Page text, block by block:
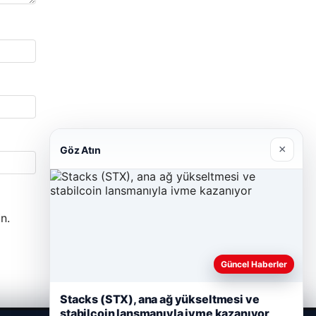
Göz Atın ×
Güncel Haberler
Stacks (STX), ana ağ yükseltmesi ve
stabilcoin lansmanıyla ivme kazanıyor